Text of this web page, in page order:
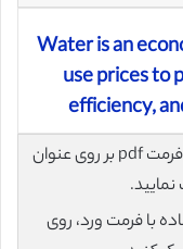
Water is an
use prices to
efficiency,
برای دانلود رایگان مقاله انگلیسی با فرمت pdf بر روی عنوان
با فرمت ورد، روی